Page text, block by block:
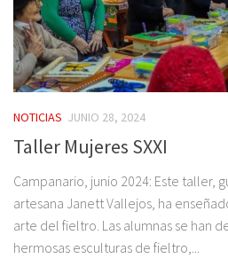
NOTICIAS JUNIO 28, 2024
Taller Mujeres SXXI
Campanario, junio 2024: Este taller,
artesana Janett Vallejos, ha
arte del fieltro. Las alumnas se han
hermosas esculturas de fieltro,...